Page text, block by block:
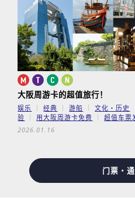
大阪周游卡的超值旅行！
娱乐 经典 游船 文化・历史
验
用大阪周游卡免费
超值车票
2026.01.16
门票・